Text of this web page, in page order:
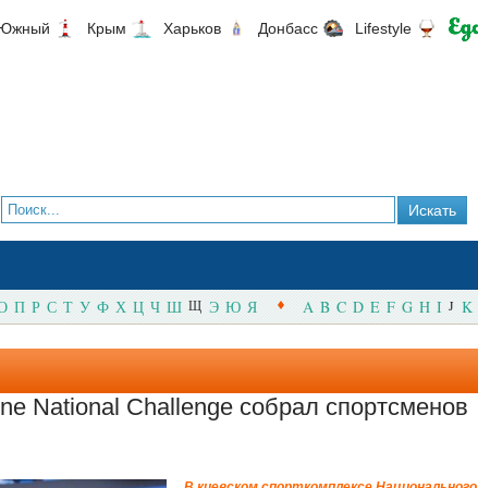
Крым Харьков Донбасс Lifestyle
П Р С Т У Ф Х Ц Ч Ш Щ Э Ю Я A B C D E F G H I J K
National Challenge собрал спортсменов